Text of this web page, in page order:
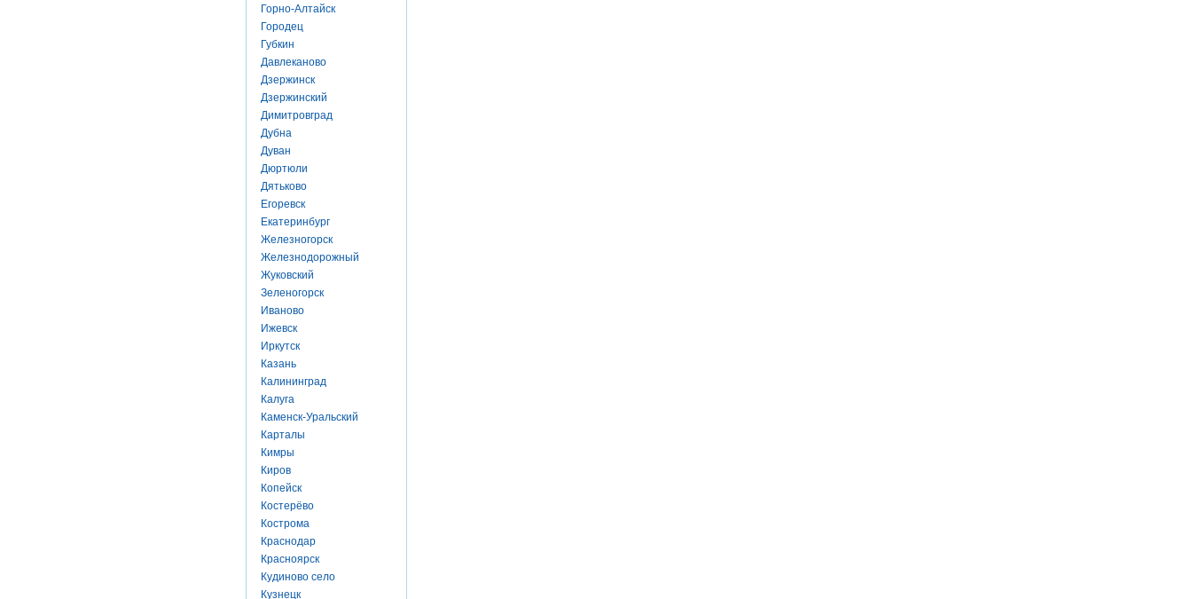
Горно-Алтайск
Городец
Губкин
Давлеканово
Дзержинск
Дзержинский
Димитровград
Дубна
Дуван
Дюртюли
Дятьково
Егоревск
Екатеринбург
Железногорск
Железнодорожный
Жуковский
Зеленогорск
Иваново
Ижевск
Иркутск
Казань
Калининград
Калуга
Каменск-Уральский
Карталы
Кимры
Киров
Копейск
Костерёво
Кострома
Краснодар
Красноярск
Кудиново село
Кузнецк